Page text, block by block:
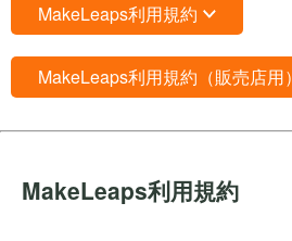
MakeLeaps利用規約
MakeLeaps利用規約（販売店用）
MakeLeaps利用規約